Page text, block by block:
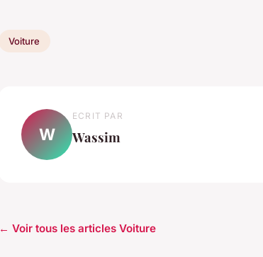
Voiture
W
ECRIT PAR
Wassim
← Voir tous les articles Voiture